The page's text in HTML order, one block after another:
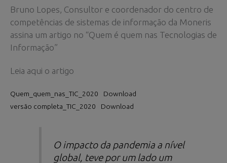
Bruno Lopes, Consultor e coordenador do centro de
competências de sistemas de informação da Moneris
assina um artigo no “Quem é quem nas Tecnologias de
Informação”
Leia aqui o artigo
Quem_quem_nas_TIC_2020
Download
versão completa_TIC_2020
Download
O impacto da pandemia a nível
global, teve por um lado um